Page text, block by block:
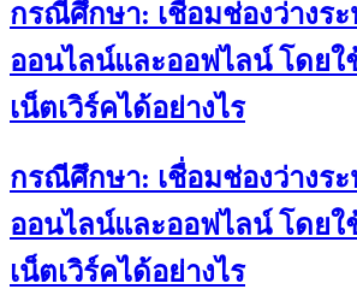
กรณีศึกษา: เชื่อมช่องว่างร
ออนไลน์และออฟไลน์ โดยใ
เน็ตเวิร์คได้อย่างไร
กรณีศึกษา: เชื่อมช่องว่างร
ออนไลน์และออฟไลน์ โดยใ
เน็ตเวิร์คได้อย่างไร